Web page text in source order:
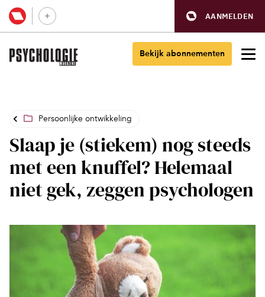
AANMELDEN
Bekijk abonnementen
Persoonlijke ontwikkeling
Slaap je (stiekem) nog steeds
met een knuffel? Helemaal
niet gek, zeggen psychologen